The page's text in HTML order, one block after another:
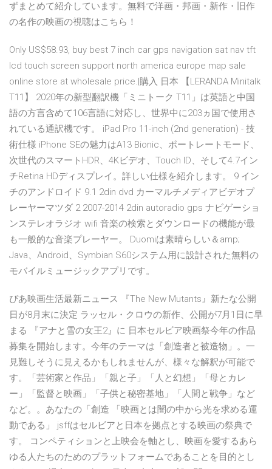
ずまとめて紹介しています。無料で洋画・邦画・新作・旧作
の名作の映画の視聴はこちら！
Only US$58.93, buy best 7 inch car gps navigation sat nav tft
lcd touch screen support north america europe map sale
online store at wholesale price.|購入 日本 【LERANDA Minitalk
T11】 2020年の新型翻訳機「ミニトーク T11」は英語と中国
語の方言含めて106言語に対応し、世界中に203ヵ国で使用さ
れている通訳機です。 iPad Pro 11-inch (2nd generation) - 技
術仕様 iPhone SEの魅力はA13 Bionic、ポートレートモード、
次世代のスマートHDR、4Kビデオ、Touch ID、そして4.7イン
チRetina HDディスプレイ。詳しい仕様を紹介します。 9 イン
チのアンドロイド 9.1 2din dvd カーマルチメディアビデオプ
レーヤーマツダ 2 2007-2014 2din autoradio gps ナビゲーショ
ンステレオラジオ wifi 音楽の検索とダウンロードの機能が最
も一般的な音楽プレーヤー。 Duomiは素晴らしい＆amp;
Java、Android、Symbian S60システム用に設計された無料の
モバイルミュージックアプリです。
ぴあ映画生活最新ニュース 『The New Mutants』新たな公開
日が8月末に決定 ラッセル・クロウの新作、公開が7月1日に早
まる 『アナと雪の女王2』に 日本セルビア映画祭今年の作品
募集を開始します。今年のテーマは「創造者と被造物」。一
見難しそうに見えるかもしれませんが、様々な解釈が可能で
す。「芸術家と作品」「親と子」「人と幻想」「母とカレ
ー」「監督と映画」「子供と秘密基地」「人間と戦争」など
など。。あなたの「創造 「映画とは闇の中から光を求める運
動である」 jsffはセルビアと日本を拠点とする映画の祭典で
す。 コンペティションと上映会を軸とし、映画を愛するあら
ゆる人たちのためのプラットフォームであることを目的とし